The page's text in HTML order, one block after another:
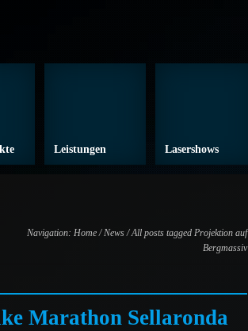
Leistungen Lasershows
Navigation: Home/News/ All posts tagged Projektion auf
Bergmassiv
Marathon Sellaronda